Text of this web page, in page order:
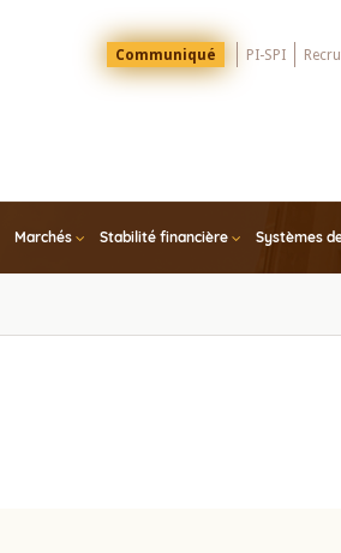
Menu
Top
Communiqué PI-SPI
Marchés Stabilité financière Systèmes